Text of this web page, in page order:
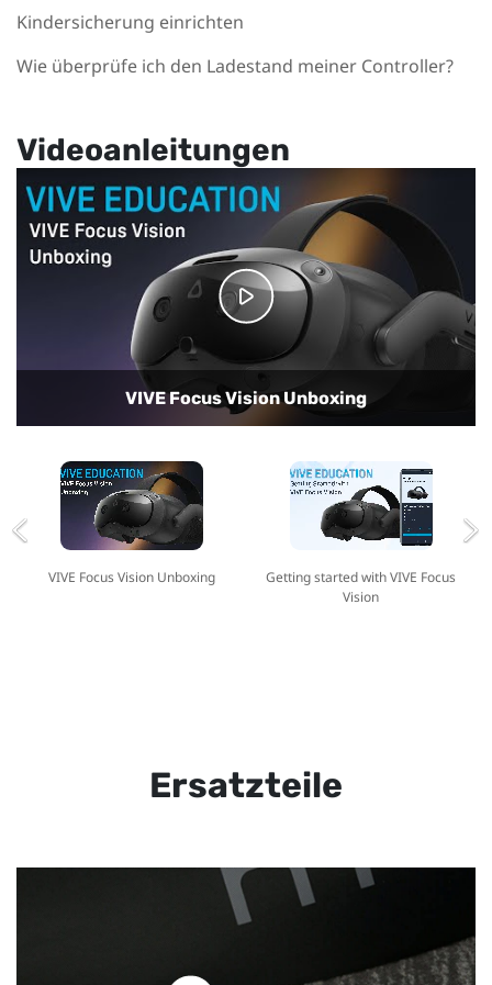
Kindersicherung einrichten
Wie überprüfe ich den Ladestand meiner Controller?
Videoanleitungen
VIVE Focus Vision Unboxing
Getting started with VIVE Focus Vision
Setting up your room for mixed reality
experiences
Transferring media between the headset and
your computer
Casting VIVE Focus Vision to an external device
VIVE Focus Vision Unboxing
Getting started with VIVE Focus
Vision
Ersatzteile